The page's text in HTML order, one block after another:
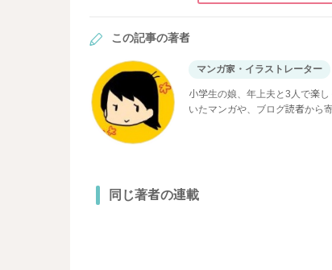
この記事の著者
マンガ家・イラストレーター
小学生の娘、年上夫と3人で楽
いたマンガや、ブログ読者から
同じ著者の連載